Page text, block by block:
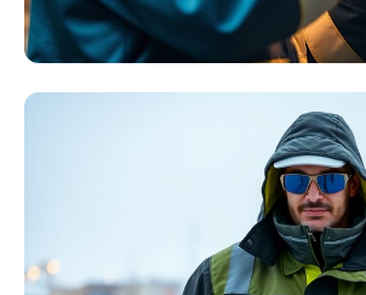
Störlichtbogen
Komplett-Sets